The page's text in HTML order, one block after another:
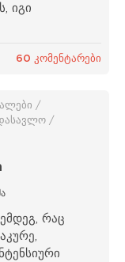
იგი
60 კომენტარები
/
/
რაც